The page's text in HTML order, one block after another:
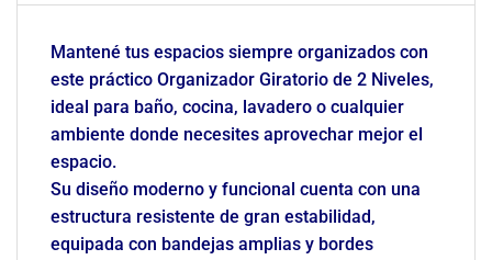
Mantené tus espacios siempre organizados con
este práctico Organizador Giratorio de 2 Niveles,
ideal para baño, cocina, lavadero o cualquier
ambiente donde necesites aprovechar mejor el
espacio.
Su diseño moderno y funcional cuenta con una
estructura resistente de gran estabilidad,
equipada con bandejas amplias y bordes